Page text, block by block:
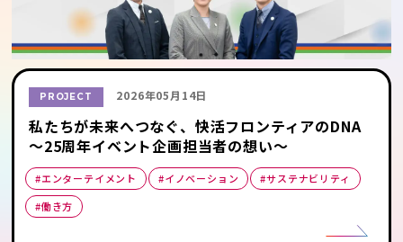
PROJECT 2026年05月14日
私たちが未来へつなぐ、快活フロンティアのDNA
～25周年イベント企画担当者の想い～
#エンターテイメント #イノベーション
#サステナビリティ
#働き方